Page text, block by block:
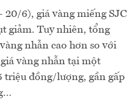
20/6), giá vàng miếng SJC
giảm. Tuy nhiên, tổng
nhẫn cao hơn so với
vàng nhẫn tại một
triệu đồng/lượng, gần gấp